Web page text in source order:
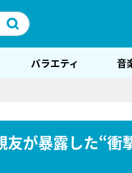
バラエティ 音
友が暴露した“衝